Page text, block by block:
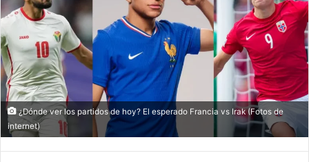
¿Dónde ver los partidos de hoy? El esperado Francia vs Irak (Fotos de
internet)